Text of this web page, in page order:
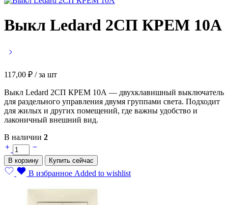
Выкл Ledard 2СП КРЕМ 10А
117,00 ₽ / за шт
Выкл Ledard 2СП КРЕМ 10А — двухклавишный выключатель
для раздельного управления двумя группами света. Подходит
для жилых и других помещений, где важны удобство и
лаконичный внешний вид.
В наличии 2
Выкл
Ledard
2СП
КРЕМ
quantity
В корзину Купить сейчас
В избранное Added to wishlist